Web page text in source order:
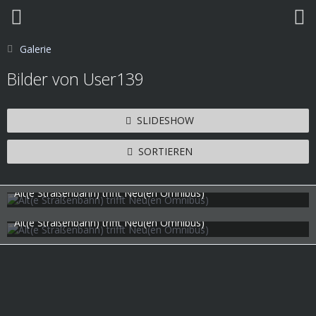
Galerie
Bilder von User139
SLIDESHOW
SORTIEREN
Alt(e Straßenbahn) trifft Neu(en Omnibus)
User139
16. Juli 2020
1.835
2 38
Alt(e Straßenbahn) trifft Neu(en Omnibus)
User139
16. Juli 2020